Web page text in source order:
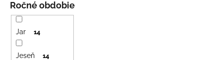
Ročné obdobie
Jar 14
Jeseň 14